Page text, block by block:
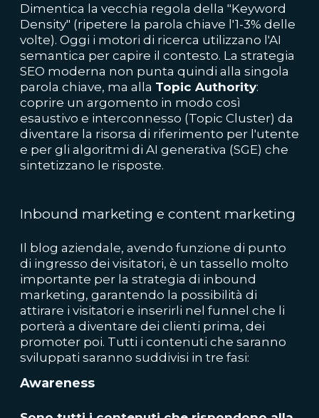
Dimentica la vecchia regola della "Keyword
Density" (ripetere la parola chiave l'1-3% delle
volte). Oggi i motori di ricerca utilizzano l'AI
semantica per capire il contesto. La strategia
SEO moderna non punta quindi alla singola
parola chiave, ma alla Topic Authority:
coprire un argomento in modo così
esaustivo e interconnesso (Topic Cluster) da
diventare la risorsa di riferimento per l'utente
e per gli algoritmi di AI generativa (SGE) che
sintetizzano le risposte.
Inbound marketing e content marketing
Il blog aziendale, avendo funzione di punto
di ingresso dei visitatori, è un tassello molto
importante per la strategia di inbound
marketing, garantendo la possibilità di
attirare i visitatori e inserirli nel funnel che li
porterà a diventare dei clienti prima, dei
promoter poi. Tutti i contenuti che saranno
sviluppati saranno suddivisi in tre fasi:
Awareness